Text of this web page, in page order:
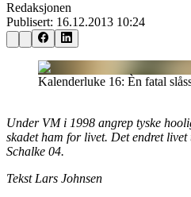
Redaksjonen
Publisert: 16.12.2013 10:24
Kalenderluke 16: Èn fatal
Under VM i 1998 angrep tyske
skadet ham for livet. Det endret
Schalke 04.
Tekst Lars Johnsen